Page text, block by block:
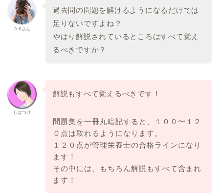
A.Kさん
過去問の問題を解けるようになるだけでは
足りないですよね？
やはり解説されているところはすべて覚え
るべきですか？
しばづけ
解説もすべて覚えるべきです！
問題集を一冊丸暗記すると、１００〜 １２
０点は取れるようになります。
１２０点が管理栄養士の合格ラインになり
ます！
その中には、もちろん解説もすべて含まれ
ます！